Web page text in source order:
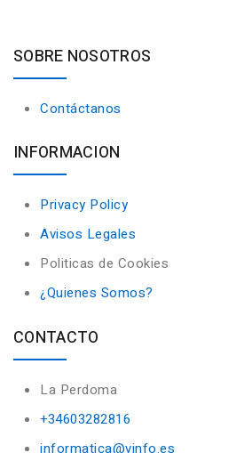
SOBRE NOSOTROS
Contáctanos
INFORMACION
Privacy Policy
Avisos Legales
Politicas de Cookies
¿Quienes Somos?
CONTACTO
La Perdoma
+34603282816
informatica@vinfo.es